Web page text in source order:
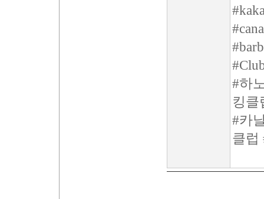
#하
킹클
#카
클럽